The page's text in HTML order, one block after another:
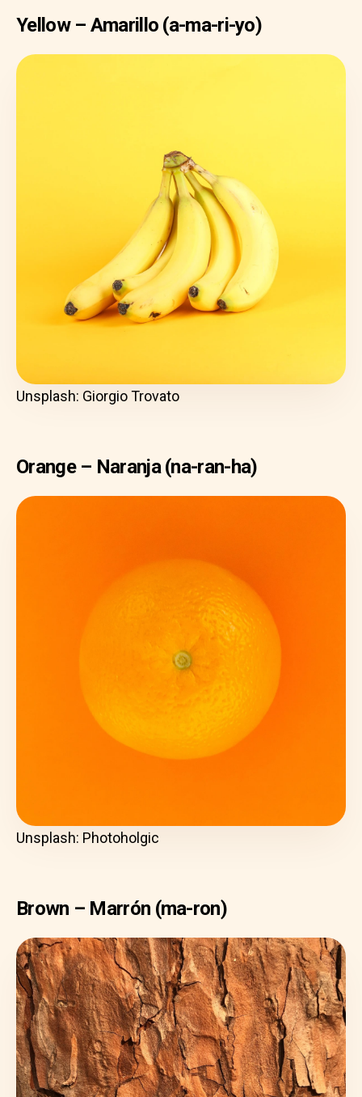
Yellow – Amarillo (a-ma-ri-yo)
Unsplash: Giorgio Trovato
Orange – Naranja (na-ran-ha)
Unsplash: Photoholgic
Brown – Marrón (ma-ron)